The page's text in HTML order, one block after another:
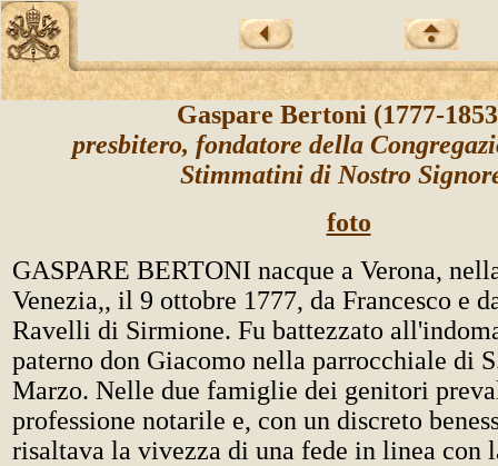
Gaspare Bertoni (1777-
presbitero, fondatore della
Stimmatini di Nostro
foto
GASPARE BERTONI nacque a Verona,
Venezia,, il 9 ottobre 1777, da Francesco e
Ravelli di Sirmione. Fu battezzato
paterno don Giacomo nella parrocchiale di
Marzo. Nelle due famiglie dei genitori
professione notarile e, con un discreto
risaltava la vivezza di una fede in linea con